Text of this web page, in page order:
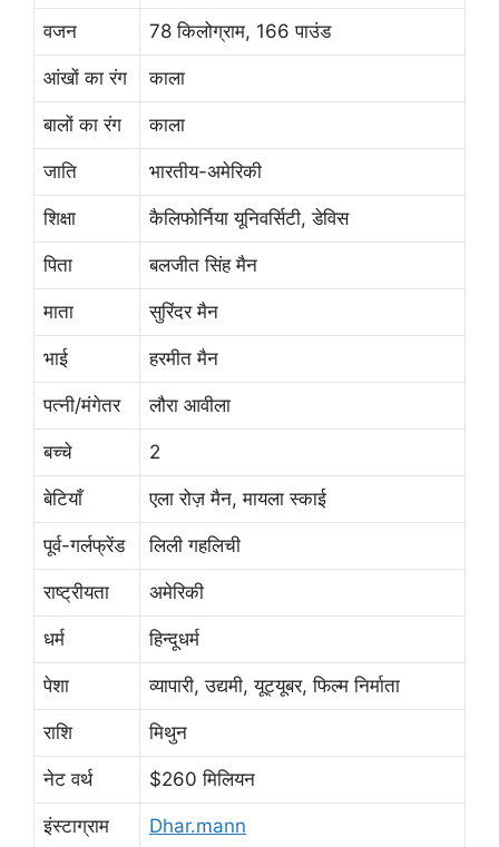
वजन 78 किलोग्राम, 166 पाउंड
आंखों का रंग काला
बालों का रंग काला
जाति भारतीय-अमेरिकी
शिक्षा कैलिफोर्निया यूनिवर्सिटी, डेविस
पिता बलजीत सिंह मैन
माता सुरिंदर मैन
भाई हरमीत मैन
पत्नी/मंगेतर लौरा आवीला
बच्चे 2
बेटियाँ एला रोज़ मैन, मायला स्काई
पूर्व-गर्लफ्रेंड लिली गहलिची
राष्ट्रीयता अमेरिकी
धर्म हिन्दूधर्म
पेशा व्यापारी, उद्यमी, यूट्यूबर, फिल्म निर्माता
राशि मिथुन
नेट वर्थ $260 मिलियन
इंस्टाग्राम Dhar.mann